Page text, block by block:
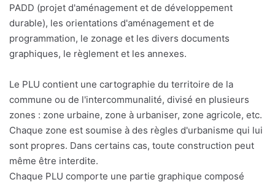
PADD (projet d'aménagement et de développement
durable), les orientations d'aménagement et de
programmation, le zonage et les divers documents
graphiques, le règlement et les annexes.
Le PLU contient une cartographie du territoire de la
commune ou de l'intercommunalité, divisé en plusieurs
zones : zone urbaine, zone à urbaniser, zone agricole, etc.
Chaque zone est soumise à des règles d'urbanisme qui lui
sont propres. Dans certains cas, toute construction peut
même être interdite.
Chaque PLU comporte une partie graphique composé